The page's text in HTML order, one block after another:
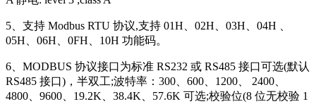
5、支持 Modbus RTU 协议,支持 01H、02H、03H、04H 、
05H、06H、0FH、10H 功能码。
6、MODBUS 协议接口为标准 RS232 或 RS485 接口可选(默认
RS485 接口)，半双工;波特率：300、600、1200、 2400、
4800、9600、19.2K、38.4K、57.6K 可选;校验位(8 位无校验 1